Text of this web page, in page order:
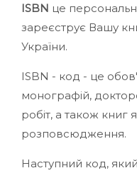
ISBN це
зареєструє Вашу
України.
ISBN - код - це
монографій,
робіт, а також книг
розповсюдження.
Наступний код,